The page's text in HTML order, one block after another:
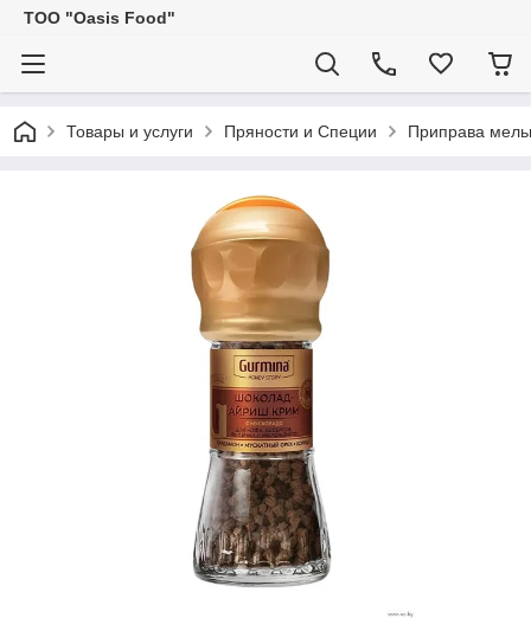
ТОО "Oasis Food"
Товары и услуги Пряности и Специи Приправа